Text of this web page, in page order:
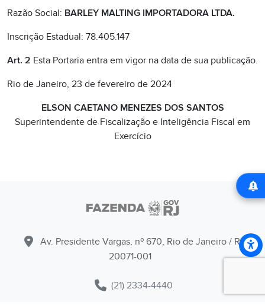
Razão Social: BARLEY MALTING IMPORTADORA LTDA.
Inscrição Estadual: 78.405.147
Art. 2 Esta Portaria entra em vigor na data de sua publicação.
Rio de Janeiro, 23 de fevereiro de 2024
ELSON CAETANO MENEZES DOS SANTOS
Superintendente de Fiscalização e Inteligência Fiscal em
Exercício
Av. Presidente Vargas, nº 670, Rio de Janeiro / RJ -
20071-001
(21) 2334-4440